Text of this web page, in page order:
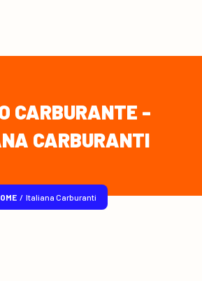
CARBURANTE -
CARBURANTI
/ Italiana Carburanti